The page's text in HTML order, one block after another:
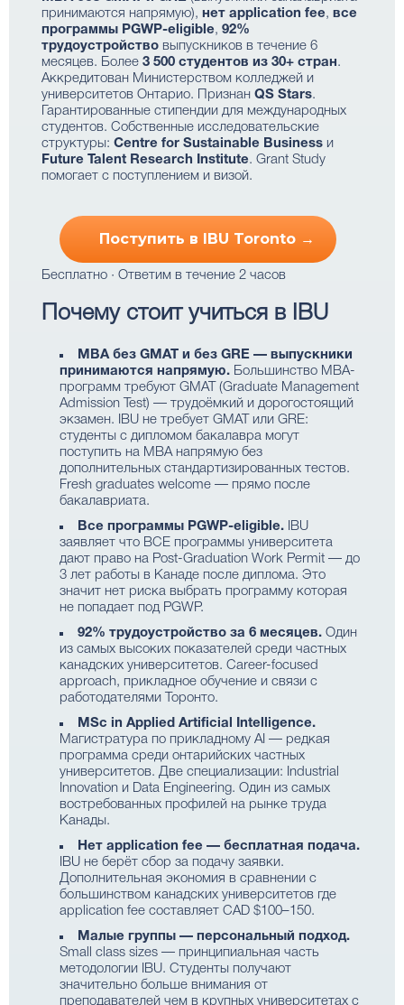
принимаются напрямую), нет application fee, все
программы PGWP-eligible, 92%
трудоустройство выпускников в течение 6
месяцев. Более 3 500 студентов из 30+ стран.
Аккредитован Министерством колледжей и
университетов Онтарио. Признан QS Stars.
Гарантированные стипендии для международных
студентов. Собственные исследовательские
структуры: Centre for Sustainable Business и
Future Talent Research Institute. Grant Study
помогает с поступлением и визой.
Поступить в IBU Toronto →
Бесплатно · Ответим в течение 2 часов
Почему стоит учиться в IBU
MBA без GMAT и без GRE — выпускники
принимаются напрямую. Большинство MBA-
программ требуют GMAT (Graduate Management
Admission Test) — трудоёмкий и дорогостоящий
экзамен. IBU не требует GMAT или GRE:
студенты с дипломом бакалавра могут
поступить на MBA напрямую без
дополнительных стандартизированных тестов.
Fresh graduates welcome — прямо после
бакалавриата.
Все программы PGWP-eligible. IBU
заявляет что ВСЕ программы университета
дают право на Post-Graduation Work Permit — до
3 лет работы в Канаде после диплома. Это
значит нет риска выбрать программу которая
не попадает под PGWP.
92% трудоустройство за 6 месяцев. Один
из самых высоких показателей среди частных
канадских университетов. Career-focused
approach, прикладное обучение и связи с
работодателями Торонто.
MSc in Applied Artificial Intelligence.
Магистратура по прикладному AI — редкая
программа среди онтарийских частных
университетов. Две специализации: Industrial
Innovation и Data Engineering. Один из самых
востребованных профилей на рынке труда
Канады.
Нет application fee — бесплатная подача.
IBU не берёт сбор за подачу заявки.
Дополнительная экономия в сравнении с
большинством канадских университетов где
application fee составляет CAD $100–150.
Малые группы — персональный подход.
Small class sizes — принципиальная часть
методологии IBU. Студенты получают
значительно больше внимания от
преподавателей чем в крупных университетах с